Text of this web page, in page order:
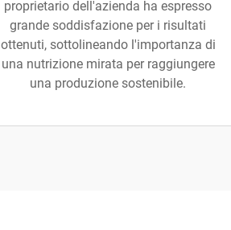
proprietario dell'azienda ha espresso
grande soddisfazione per i risultati
ottenuti, sottolineando l'importanza di
una nutrizione mirata per raggiungere
una produzione sostenibile.